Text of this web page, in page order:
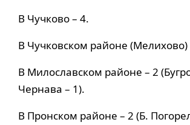
В Чучково – 4.
В Чучковском районе (Мелихово)
В Милославском районе – 2
Чернава – 1).
В Пронском районе – 2 (Б.